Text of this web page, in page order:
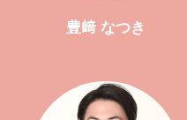
豊﨑 なつき